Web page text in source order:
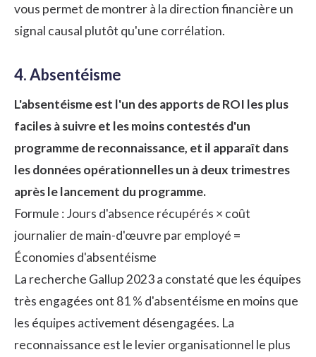
vous permet de montrer à la direction financière un
signal causal plutôt qu'une corrélation.
4. Absentéisme
L'absentéisme est l'un des apports de ROI les plus
faciles à suivre et les moins contestés d'un
programme de reconnaissance, et il apparaît dans
les données opérationnelles un à deux trimestres
après le lancement du programme.
Formule : Jours d'absence récupérés × coût
journalier de main-d'œuvre par employé =
Économies d'absentéisme
La recherche Gallup 2023a constaté que les équipes
très engagées ont 81 % d'absentéisme en moins que
les équipes activement désengagées. La
reconnaissance est le levier organisationnel le plus